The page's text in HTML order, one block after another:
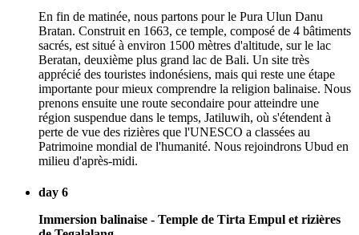
En fin de matinée, nous partons pour le Pura Ulun Danu
Bratan. Construit en 1663, ce temple, composé de 4 bâtiments
sacrés, est situé à environ 1500 mètres d'altitude, sur le lac
Beratan, deuxième plus grand lac de Bali. Un site très
apprécié des touristes indonésiens, mais qui reste une étape
importante pour mieux comprendre la religion balinaise. Nous
prenons ensuite une route secondaire pour atteindre une
région suspendue dans le temps, Jatiluwih, où s'étendent à
perte de vue des rizières que l'UNESCO a classées au
Patrimoine mondial de l'humanité. Nous rejoindrons Ubud en
milieu d'après-midi.
day 6
Immersion balinaise - Temple de Tirta Empul et rizières